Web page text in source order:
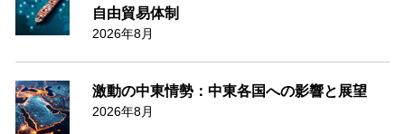
自由貿易体制
2026年8月
激動の中東情勢：中東各国への影響と展望
2026年8月